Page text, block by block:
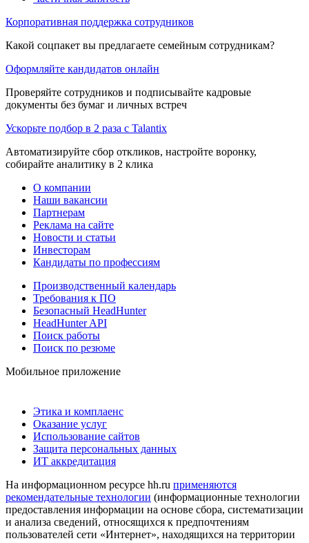
Корпоративная поддержка сотрудников
Какой соцпакет вы предлагаете семейным сотрудникам?
Оформляйте кандидатов онлайн
Проверяйте сотрудников и подписывайте кадровые
документы без бумаг и личных встреч
Ускорьте подбор в 2 раза с Talantix
Автоматизируйте сбор откликов, настройте воронку,
собирайте аналитику в 2 клика
О компании
Наши вакансии
Партнерам
Реклама на сайте
Новости и статьи
Инвесторам
Кандидаты по профессиям
Производственный календарь
Требования к ПО
Безопасный HeadHunter
HeadHunter API
Поиск работы
Поиск по резюме
Мобильное приложение
Этика и комплаенс
Оказание услуг
Использование сайтов
Защита персональных данных
ИТ аккредитация
На информационном ресурсе hh.ru применяются
рекомендательные технологии (информационные технологии
предоставления информации на основе сбора, систематизации
и анализа сведений, относящихся к предпочтениям
пользователей сети «Интернет», находящихся на территории